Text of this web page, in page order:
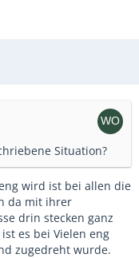
Situation?
wird ist bei allen die
da mit ihrer
drin stecken ganz
es bei Vielen eng
zugedreht wurde.